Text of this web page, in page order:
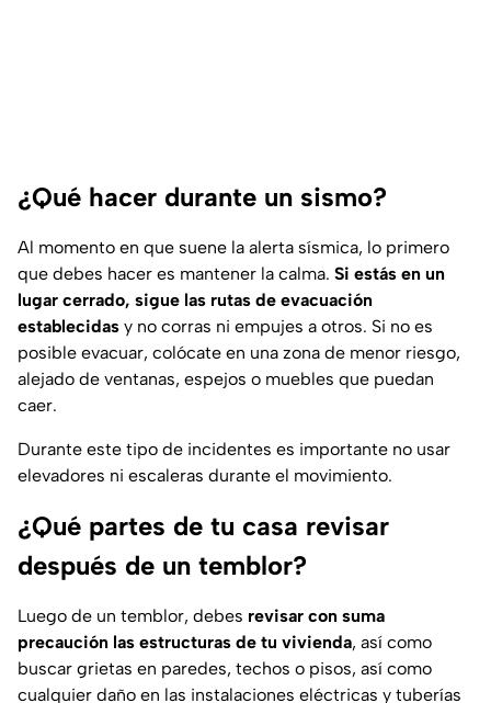
¿Qué hacer durante un sismo?
Al momento en que suene la alerta sísmica, lo primero
que debes hacer es mantener la calma. Si estás en un
lugar cerrado, sigue las rutas de evacuación
establecidas y no corras ni empujes a otros. Si no es
posible evacuar, colócate en una zona de menor riesgo,
alejado de ventanas, espejos o muebles que puedan
caer.
Durante este tipo de incidentes es importante no usar
elevadores ni escaleras durante el movimiento.
¿Qué partes de tu casa revisar
después de un temblor?
Luego de un temblor, debes revisar con suma
precaución las estructuras de tu vivienda, así como
buscar grietas en paredes, techos o pisos, así como
cualquier daño en las instalaciones eléctricas y tuberías